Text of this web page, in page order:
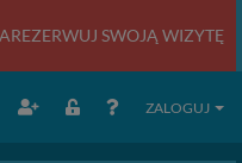
SWOJĄ WIZYTĘ
ZALOGUJ